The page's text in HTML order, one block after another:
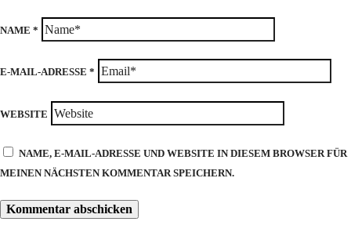
NAME *
E-MAIL-ADRESSE *
WEBSITE
NAME, E-MAIL-ADRESSE UND WEBSITE IN DIESEM BROWSER FÜR
MEINEN NÄCHSTEN KOMMENTAR SPEICHERN.